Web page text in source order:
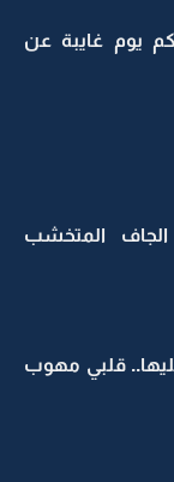
يوم غايبة عن
المتخشب
قلبي مهوب